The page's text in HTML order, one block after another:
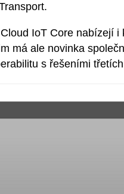
IoT Core nabízejí i
má ale novinka
s řešeními